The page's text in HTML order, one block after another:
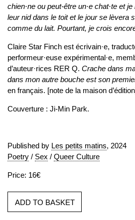
chien·ne ou peut-être un·e chat·te et
leur nid dans le toit et le jour se lèvera
comme du lait. Pourtant, je crois
Claire Star Finch est écrivain·e,
performeur·euse expérimental·e,
d’auteur·rices RER Q. Crache dans
dans mon autre bouche est son
en français. [note de la maison
Couverture : Ji-Min Park.
Published by Les petits matins, 2024
Poetry / Sex / Queer Culture
Price: 16€
ADD TO BASKET